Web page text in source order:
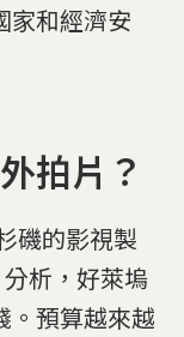
家和經濟安
拍片？
磯的影視製
析，好萊塢
預算越來越